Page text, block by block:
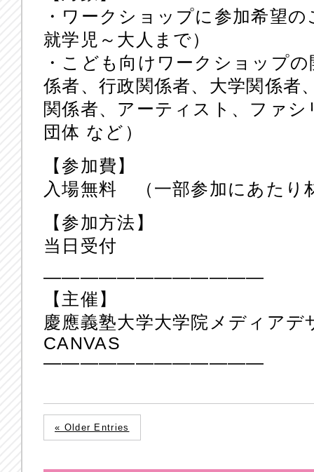
・ワークショップに参加希望
就学児～大人まで）
・こども向けワークショップ
係者、行政関係者、大学関係者
関係者、アーティスト、ファ
団体 など）
【参加費】
入場無料 （一部参加にあた
【参加方法】
当日受付
————————————
【主催】
慶應義塾大学大学院メディア
CANVAS
————————————
« Older Entries